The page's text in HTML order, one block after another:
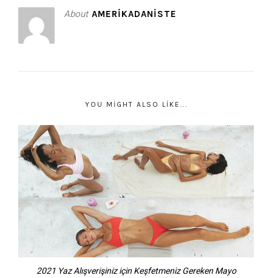
About AMERIKADANISTE
YOU MIGHT ALSO LIKE...
2021 Yaz Alışverişiniz için Keşfetmeniz Gereken Mayo